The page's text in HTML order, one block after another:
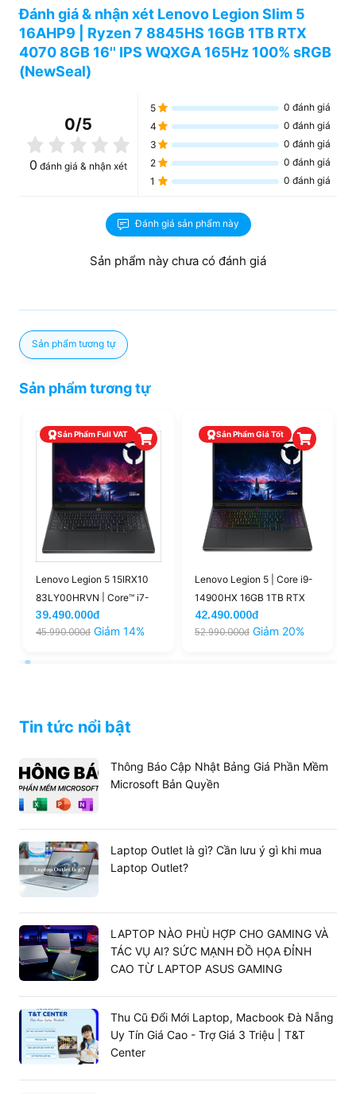
Đến ngay store gần nhất hoặc liên hệ Hotline
0898.143.789để được tư vấn siêu phẩm gaming này
nhé!
Đánh giá & nhận xét Lenovo Legion Slim 5
16AHP9 | Ryzen 7 8845HS 16GB 1TB RTX
4070 8GB 16'' IPS WQXGA 165Hz 100% sRGB
(NewSeal)
0/5
0 đánh giá & nhận xét
5 0 đánh giá
4
0 đánh giá
3
0 đánh giá
2
0 đánh giá
1
0 đánh giá
Đánh giá sản phẩm này
Sản phẩm này chưa có đánh giá
Sản phẩm tương tự
Sản phẩm tương tự
Sản Phẩm Full VAT
Lenovo Legion 5 15IRX10
83LY00HRVN | Core™ i7-
13650HX 16GB 512GB
|RTX™ 5050 15.3'' WUXGA
39.490.000đ
45.990.000đ Giảm 14%
Sản Phẩm Giá Tốt
Lenovo Legion 5 | Core i9-
14900HX 16GB 1TB RTX
5070 8GB 15.1'' 2K5 OLED
165Hz (Outlet)
42.490.000đ
52.990.000đ Giảm 20%
Tin tức nổi bật
Thông Báo Cập Nhật Bảng Giá Phần Mềm
Microsoft Bản Quyền
Laptop Outlet là gì? Cần lưu ý gì khi mua
Laptop Outlet?
LAPTOP NÀO PHÙ HỢP CHO GAMING VÀ
TÁC VỤ AI? SỨC MẠNH ĐỒ HỌA ĐỈNH
CAO TỪ LAPTOP ASUS GAMING
Thu Cũ Đổi Mới Laptop, Macbook Đà Nẵng
Uy Tín Giá Cao - Trợ Giá 3 Triệu | T&T
Center